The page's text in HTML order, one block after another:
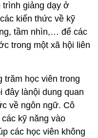
trình giảng dạy ở
kiến thức về kỹ
tầm nhìn,… để các
trong một xã hội liên
trăm học viên trong
đây lànội dung quan
về ngôn ngữ. Cô
kỹ năng vào
các học viên không